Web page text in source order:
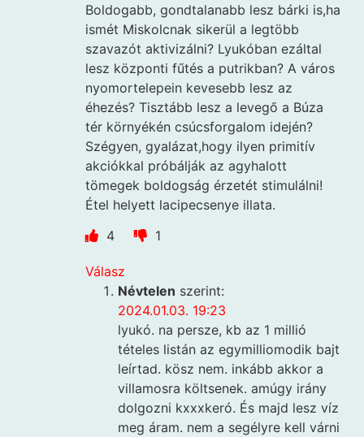
Boldogabb, gondtalanabb lesz bárki is,ha
ismét Miskolcnak sikerül a legtöbb
szavazót aktivizálni? Lyukóban ezáltal
lesz központi fűtés a putrikban? A város
nyomortelepein kevesebb lesz az
éhezés? Tisztább lesz a levegő a Búza
tér környékén csúcsforgalom idején?
Szégyen, gyalázat,hogy ilyen primitív
akciókkal próbálják az agyhalott
tömegek boldogság érzetét stimulálni!
Étel helyett lacipecsenye illata.
4
1
Válasz
Névtelen szerint:
2024.01.03. 19:23
lyukó. na persze, kb az 1 millió
tételes listán az egymilliomodik bajt
leírtad. kösz nem. inkább akkor a
villamosra költsenek. amúgy irány
dolgozni kxxxkeró. És majd lesz víz
meg áram. nem a segélyre kell várni